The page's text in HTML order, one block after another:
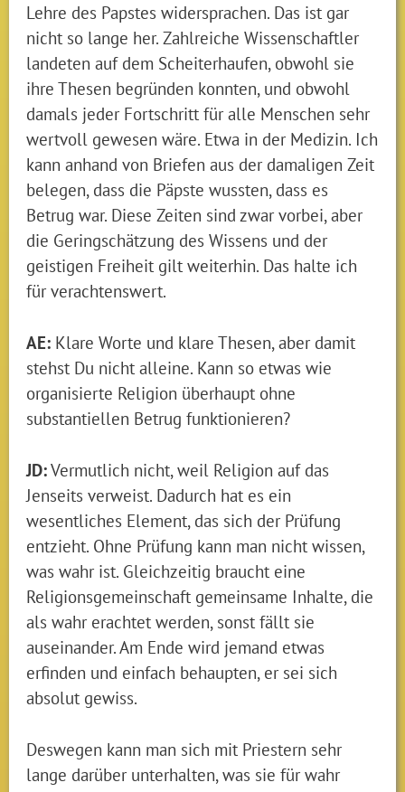
Lehre des Papstes widersprachen. Das ist gar
nicht so lange her. Zahlreiche Wissenschaftler
landeten auf dem Scheiterhaufen, obwohl sie
ihre Thesen begründen konnten, und obwohl
damals jeder Fortschritt für alle Menschen sehr
wertvoll gewesen wäre. Etwa in der Medizin. Ich
kann anhand von Briefen aus der damaligen Zeit
belegen, dass die Päpste wussten, dass es
Betrug war. Diese Zeiten sind zwar vorbei, aber
die Geringschätzung des Wissens und der
geistigen Freiheit gilt weiterhin. Das halte ich
für verachtenswert.
AE: Klare Worte und klare Thesen, aber damit
stehst Du nicht alleine. Kann so etwas wie
organisierte Religion überhaupt ohne
substantiellen Betrug funktionieren?
JD:Vermutlich nicht, weil Religion auf das
Jenseits verweist. Dadurch hat es ein
wesentliches Element, das sich der Prüfung
entzieht. Ohne Prüfung kann man nicht wissen,
was wahr ist. Gleichzeitig braucht eine
Religionsgemeinschaft gemeinsame Inhalte, die
als wahr erachtet werden, sonst fällt sie
auseinander. Am Ende wird jemand etwas
erfinden und einfach behaupten, er sei sich
absolut gewiss.
Deswegen kann man sich mit Priestern sehr
lange darüber unterhalten, was sie für wahr